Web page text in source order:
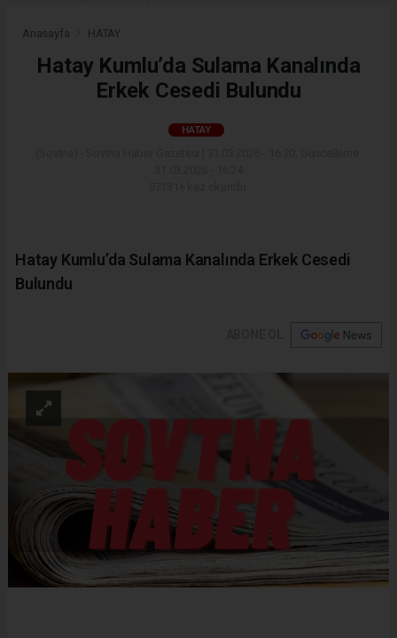
Anasayfa HATAY
Hatay Kumlu’da Sulama Kanalında
Erkek Cesedi Bulundu
HATAY
Hatay Kumlu’da Sulama Kanalında Erkek Cesedi
Bulundu